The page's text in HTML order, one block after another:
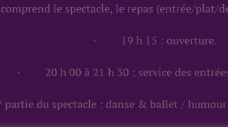
le spectacle, le repas (entrée/plat/
· 19 h 15 : ouverture.
· 20 h 00 à 21 h 30 : service des
partie du spectacle : danse & ballet /